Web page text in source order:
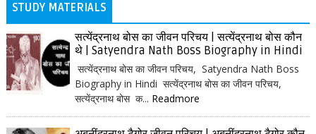
STUDY MATERIALS
सत्येंद्रनाथ बोस का जीवन परिचय | सत्येंद्रनाथ बोस कौन
थे | Satyendra Nath Boss Biography in Hindi
सत्येंद्रनाथ बोस का जीवन परिचय, Satyendra Nath Boss
Biography in Hindi सत्येंद्रनाथ बोस का जीवन परिचय,
सत्येंद्रनाथ बोस क... Readmore